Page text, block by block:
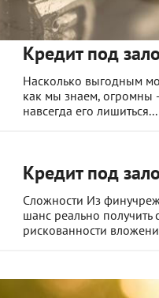
Кредит под
Насколько выгодным
как мы знаем, огромны
навсегда его лишиться...
Кредит под
Сложности Из
шанс реально
рискованности